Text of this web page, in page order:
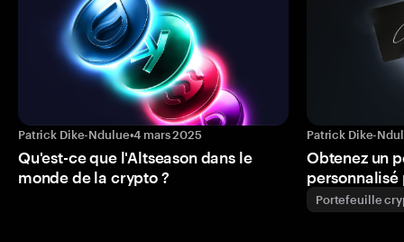
Patrick Dike-Ndulue•4 mars 2025
Qu'est-ce que l'Altseason dans le
monde de la crypto ?
Patrick Dike-
Obtenez un
personnalisé
Portefeuille